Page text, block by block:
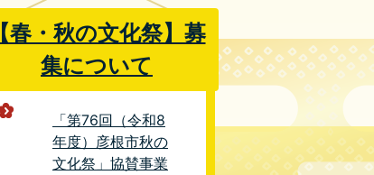
【春・秋の文化祭】募
集について
「第76回（令和8
年度）彦根市秋の
文化祭」協賛事業